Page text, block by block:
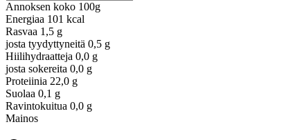
Annoksen koko 100g
Energiaa 101 kcal
Rasvaa 1,5 g
josta tyydyttyneitä 0,5 g
Hiilihydraatteja 0,0 g
josta sokereita 0,0 g
Proteiinia 22,0 g
Suolaa 0,1 g
Ravintokuitua 0,0 g
Mainos